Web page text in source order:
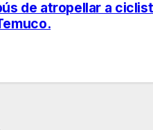
de atropellar a